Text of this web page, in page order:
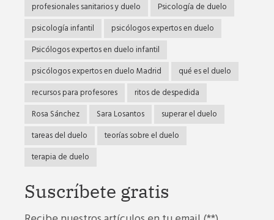
profesionales sanitarios y duelo
Psicología de duelo
psicología infantil
psicólogos expertos en duelo
Psicólogos expertos en duelo infantil
psicólogos expertos en duelo Madrid
qué es el duelo
recursos para profesores
ritos de despedida
Rosa Sánchez
Sara Losantos
superar el duelo
tareas del duelo
teorías sobre el duelo
terapia de duelo
Suscríbete gratis